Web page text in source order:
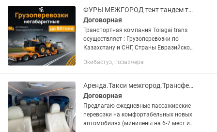
ФУРЫ МЕЖГОРОД тент тандем трал реф платформа грузоперевозки 10 тонники
Договорная
Транспортная компания Tolagai trans
осуществляет : Грузоперевозки по
Казахстану и СНГ, Страны Евразийской
отдельной машиной от двери до двери.
Экибастуз, позавчера
Аренда.Такси межгород.Трансферы.Перевозка лежачих.
Договорная
Предлагаю ежедневные пассажирские
перевозки на комфортабельных новых
автомобилях (минивены на 6-7 мест и